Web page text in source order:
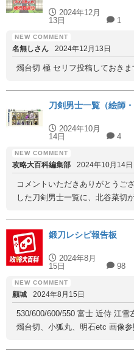
2024年12月
13日
1
名無しさん 2024年12月13日
燭台切 極 セリフ投稿しておきま
刀剣男士一覧（絵師
2024年10月
14日
4
攻略大百科編集部 2024年10月14日
コメントいただきありがとうご
した刀剣男士一覧に、北谷菜切
鍛刀レシピ報告板
2024年8月
15日
98
顧城 2024年8月15日
530/600/600/550 富士 近侍 江雪
燭台切、小狐丸、明石etc 画像参